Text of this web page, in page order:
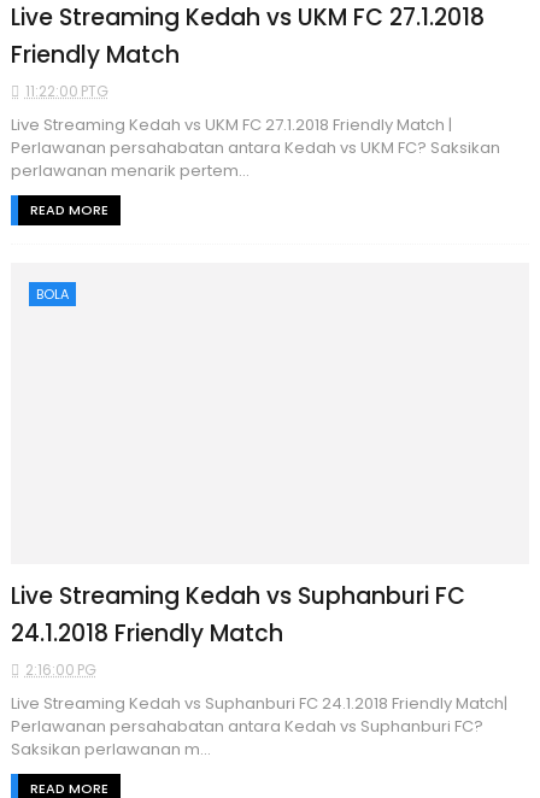
Live Streaming Kedah vs UKM FC 27.1.2018
Friendly Match
11:22:00 PTG
Live Streaming Kedah vs UKM FC 27.1.2018 Friendly Match |
Perlawanan persahabatan antara Kedah vs UKM FC? Saksikan
perlawanan menarik pertem...
READ MORE
BOLA
Live Streaming Kedah vs Suphanburi FC
24.1.2018 Friendly Match
2:16:00 PG
Live Streaming Kedah vs Suphanburi FC 24.1.2018 Friendly Match|
Perlawanan persahabatan antara Kedah vs Suphanburi FC?
Saksikan perlawanan m...
READ MORE